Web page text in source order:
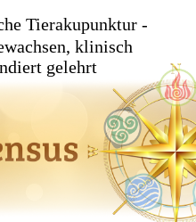
Tierakupunktur -
klinisch
gelehrt